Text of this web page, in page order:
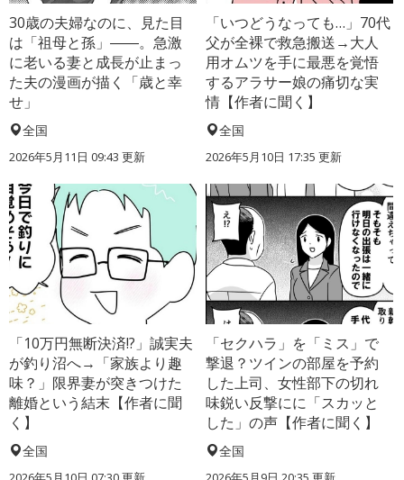
30歳の夫婦なのに、見た目
は「祖母と孫」――。急激
に老いる妻と成長が止まっ
た夫の漫画が描く「歳と幸
せ」
全国
2026年5月11日 09:43 更新
「いつどうなっても…」70代
父が全裸で救急搬送→大人
用オムツを手に最悪を覚悟
するアラサー娘の痛切な実
情【作者に聞く】
全国
2026年5月10日 17:35 更新
「10万円無断決済!?」誠実夫
が釣り沼へ→「家族より趣
味？」限界妻が突きつけた
離婚という結末【作者に聞
く】
全国
「セクハラ」を「ミス」で
撃退？ツインの部屋を予約
した上司、女性部下の切れ
味鋭い反撃にに「スカッと
した」の声【作者に聞く】
全国